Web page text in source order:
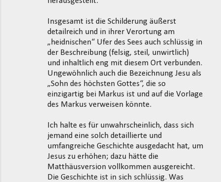
Insgesamt ist die Schilderung äußerst
detailreich und in ihrer Verortung am
„heidnischen“ Ufer des Sees auch schlüssig in
der Beschreibung (felsig, steil, unwirtlich)
und inhaltlich eng mit diesem Ort verbunden.
Ungewöhnlich auch die Bezeichnung Jesu als
„Sohn des höchsten Gottes“, die so
einzigartig bei Markus ist und auf die Vorlage
des Markus verweisen könnte.
Ich halte es für unwahrscheinlich, dass sich
jemand eine solch detaillierte und
umfangreiche Geschichte ausgedacht hat, um
Jesus zu erhöhen; dazu hätte die
Matthäusversion vollkommen ausgereicht.
Die Geschichte ist in sich schlüssig. Was